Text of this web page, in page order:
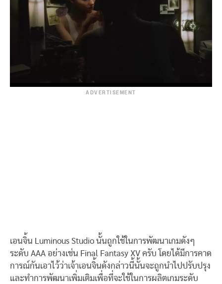
ADVERTISEMENT
เอนจิ้น Luminous Studio นั้นถูกใช้ในการพัฒนาเกมดังๆ
ระดับ AAA อย่างเช่น Final Fantasy XV ครับ โดยได้มีการคาด
การณ์กันเอาไว้ว่าเจ้าเอนจิ้นดังกล่าวนี้นั้นจะถูกนำไปปรับปรุง
และทำการพัฒนาเพิ่มเติมเพื่อที่จะใช้ในการผลิตเกมระดับ